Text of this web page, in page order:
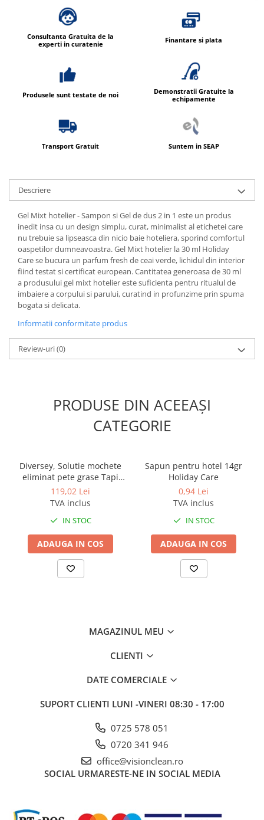
Uscatoare de par
Crema de corp
Sapun solid
Sapun spuma
Consumabile hartie
Acoperitori toaleta
Hartie igienica
Pungi igienice
Role hartie industriala
Role prosop hartie
Servetele masa & faciale
Odorizante profesionale
Odorizante camera
Produse de curatenie
Carucioare curatenie
Lavete profesionale
Mopuri Profesionale
Racleta, perii pardoseala
Saci menajeri
Sisteme, ustensile spalat
Gama de cosmetice hoteliere Black
Botanika
Gama de cosmetice hoteliere
Gama de cosmetice hoteliere I Am
Omnia
Consultanta Gratuita de la
experti in curatenie
Finantare si plata
Produsele sunt testate de noi
Demonstratii Gratuite la
echipamente
Transport Gratuit Suntem in SEAP
Descriere
Gel Mixt hotelier - Sampon si Gel de dus 2 in 1 este un produs
inedit insa cu un design simplu, curat, minimalist al etichetei care
nu trebuie sa lipseasca din nicio baie hoteliera, sporind comfortul
oaspetilor dumneavoastra. Gel Mixt hotelier la 30 ml Holiday
Care se bucura un parfum fresh de ceai verde, lichidul din interior
fiind testat si certificat european. Cantitatea generoasa de 30 ml
a produsului gel mixt hotelier este suficienta pentru ritualul de
imbaiere a corpului si parului, curatind in profunzime prin spuma
bogata si delicata.
Informatii conformitate produs
Review-uri(0)
PRODUSE DIN ACEEAȘI
CATEGORIE
Diversey, Solutie mochete
eliminat pete grase Tapi
Spot 1, 500 ml
119,02 Lei
TVA inclus
IN STOC
ADAUGA IN COS
Sapun pentru hotel 14gr
Holiday Care
0,94 Lei
TVA inclus
IN STOC
ADAUGA IN COS
MAGAZINUL MEU
CLIENTI
DATE COMERCIALE
SUPORT CLIENTI LUNI -VINERI 08:30 - 17:00
0725 578 051
0720 341 946
office@visionclean.ro
SOCIAL URMARESTE-NE IN SOCIAL MEDIA